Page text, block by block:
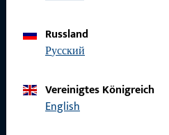
Russland
русский
Vereinigtes Königreich
English
Produkte